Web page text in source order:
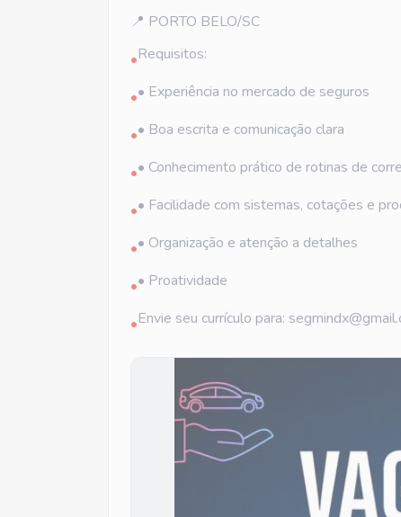
📍 PORTO BELO/SC
•Requisitos:
•• Experiência no mercado de seguros
•• Boa escrita e comunicação clara
•• Conhecimento prático de rotinas de
•• Facilidade com sistemas, cotações e
•• Organização e atenção a detalhes
•• Proatividade
•Envie seu currículo para: